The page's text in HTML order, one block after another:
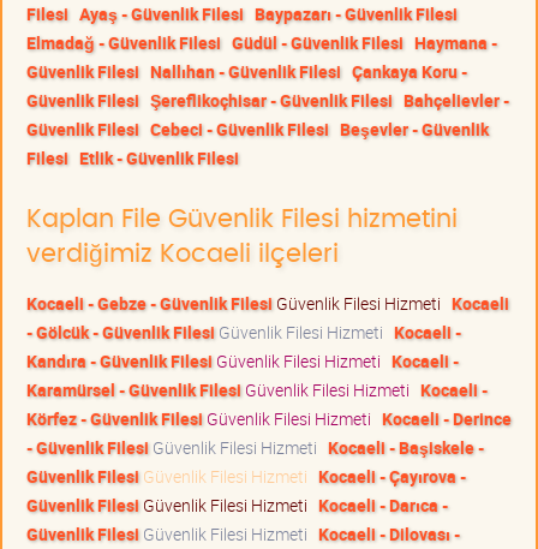
Filesi Ayaş - Güvenlik Filesi Baypazarı - Güvenlik Filesi
Elmadağ - Güvenlik Filesi Güdül - Güvenlik Filesi Haymana -
Güvenlik Filesi Nallıhan - Güvenlik Filesi Çankaya Koru -
Güvenlik Filesi Şereflikoçhisar - Güvenlik Filesi Bahçelievler -
Güvenlik Filesi Cebeci - Güvenlik Filesi Beşevler - Güvenlik
Filesi Etlik - Güvenlik Filesi
Kaplan File Güvenlik Filesi hizmetini
verdiğimiz Kocaeli ilçeleri
Kocaeli - Gebze - Güvenlik Filesi Güvenlik Filesi Hizmeti Kocaeli
- Gölcük - Güvenlik Filesi Güvenlik Filesi Hizmeti Kocaeli -
Kandıra - Güvenlik Filesi Güvenlik Filesi Hizmeti Kocaeli -
Karamürsel - Güvenlik Filesi Güvenlik Filesi Hizmeti Kocaeli -
Körfez - Güvenlik Filesi Güvenlik Filesi Hizmeti Kocaeli - Derince
- Güvenlik Filesi Güvenlik Filesi Hizmeti Kocaeli - Başiskele -
Güvenlik Filesi Güvenlik Filesi Hizmeti Kocaeli - Çayırova -
Güvenlik Filesi Güvenlik Filesi Hizmeti Kocaeli - Darıca -
Güvenlik Filesi Güvenlik Filesi Hizmeti Kocaeli - Dilovası -